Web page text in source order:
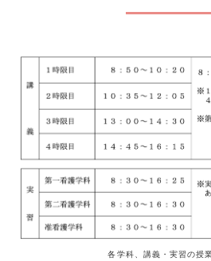
各学科、講義・実習の授